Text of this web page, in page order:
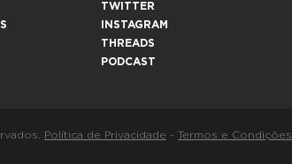
TWITTER
INSTAGRAM
THREADS
PODCAST
Política de Privacidade - Termos e Condições